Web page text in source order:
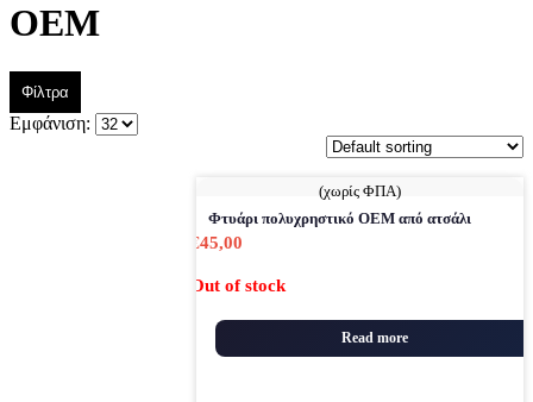
OEM
Φίλτρα
Εμφάνιση:
Φτυάρι πολυχρηστικό ΟΕΜ από ατσάλι
€45,00
(χωρίς ΦΠΑ)
Out of stock
Read more